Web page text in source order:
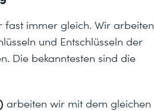
immer gleich. Wir arbeiten
und Entschlüsseln der
Die bekanntesten sind die
arbeiten wir mit dem gleichen